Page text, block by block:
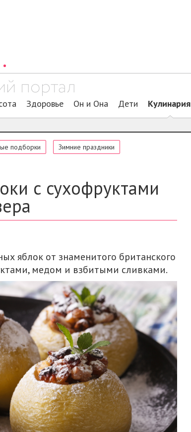
Здоровье Он и Она Дети Кулинария
подборки Зимние праздники
с сухофруктами
яблок от знаменитого британского
медом и взбитыми сливками.